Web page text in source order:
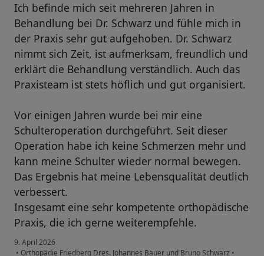
Ich befinde mich seit mehreren Jahren in
Behandlung bei Dr. Schwarz und fühle mich in
der Praxis sehr gut aufgehoben. Dr. Schwarz
nimmt sich Zeit, ist aufmerksam, freundlich und
erklärt die Behandlung verständlich. Auch das
Praxisteam ist stets höflich und gut organisiert.
Vor einigen Jahren wurde bei mir eine
Schulteroperation durchgeführt. Seit dieser
Operation habe ich keine Schmerzen mehr und
kann meine Schulter wieder normal bewegen.
Das Ergebnis hat meine Lebensqualität deutlich
verbessert.
Insgesamt eine sehr kompetente orthopädische
Praxis, die ich gerne weiterempfehle.
9. April 2026
• Orthopädie Friedberg Dres. Johannes Bauer und Bruno Schwarz •